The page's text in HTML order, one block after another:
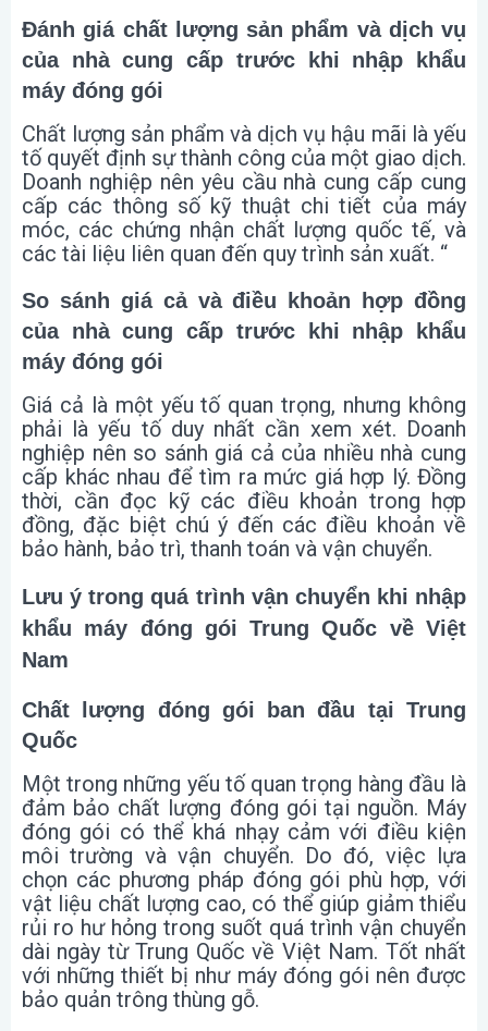
Đánh giá chất lượng sản phẩm và dịch vụ
của nhà cung cấp trước khi nhập khẩu
máy đóng gói
Chất lượng sản phẩm và dịch vụ hậu mãi là yếu
tố quyết định sự thành công của một giao dịch.
Doanh nghiệp nên yêu cầu nhà cung cấp cung
cấp các thông số kỹ thuật chi tiết của máy
móc, các chứng nhận chất lượng quốc tế, và
các tài liệu liên quan đến quy trình sản xuất. “
So sánh giá cả và điều khoản hợp đồng
của nhà cung cấp trước khi nhập khẩu
máy đóng gói
Giá cả là một yếu tố quan trọng, nhưng không
phải là yếu tố duy nhất cần xem xét. Doanh
nghiệp nên so sánh giá cả của nhiều nhà cung
cấp khác nhau để tìm ra mức giá hợp lý. Đồng
thời, cần đọc kỹ các điều khoản trong hợp
đồng, đặc biệt chú ý đến các điều khoản về
bảo hành, bảo trì, thanh toán và vận chuyển.
Lưu ý trong quá trình vận chuyển khi nhập
khẩu máy đóng gói Trung Quốc về Việt
Nam
Chất lượng đóng gói ban đầu tại Trung
Quốc
Một trong những yếu tố quan trọng hàng đầu là
đảm bảo chất lượng đóng gói tại nguồn. Máy
đóng gói có thể khá nhạy cảm với điều kiện
môi trường và vận chuyển. Do đó, việc lựa
chọn các phương pháp đóng gói phù hợp, với
vật liệu chất lượng cao, có thể giúp giảm thiểu
rủi ro hư hỏng trong suốt quá trình vận chuyển
dài ngày từ Trung Quốc về Việt Nam. Tốt nhất
với những thiết bị như máy đóng gói nên được
bảo quản trông thùng gỗ.